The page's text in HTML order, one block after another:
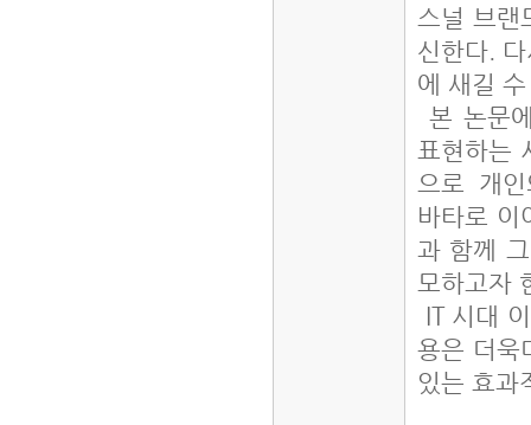
스널 브랜
신한다.
에 새길
본 논문
표현하는
으로 개인
바타로 이
과 함께
모하고자
IT 시대
용은 더욱
있는 효과